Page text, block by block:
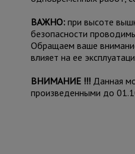
ВАЖНО: при высоте
безопасности
Обращаем ваше
влияет на ее
ВНИМАНИЕ !!! Данная
произведенными до